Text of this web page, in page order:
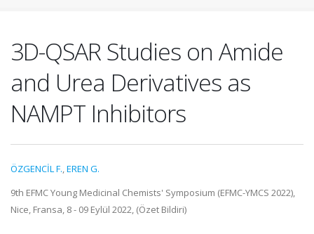
3D-QSAR Studies on Amide
and Urea Derivatives as
NAMPT Inhibitors
ÖZGENCİL F.,EREN G.
9th EFMC Young Medicinal Chemists' Symposium (EFMC-YMCS 2022),
Nice, Fransa, 8 - 09 Eylül 2022, (Özet Bildiri)